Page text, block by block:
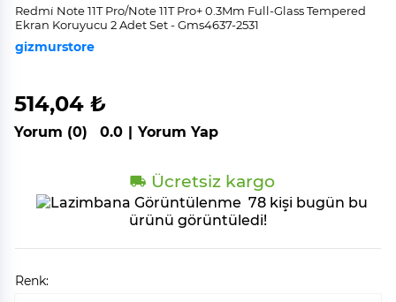
Redmi̇ Note 11T Pro/Note 11T Pro+ 0.3Mm Full-Glass Tempered
Ekran Koruyucu 2 Adet Set - Gms4637-2531
gizmurstore
514,04 ₺
Yorum (0) 0.0 | Yorum Yap
Ücretsiz kargo
78 kişi bugün bu
ürünü görüntüledi!
Renk: